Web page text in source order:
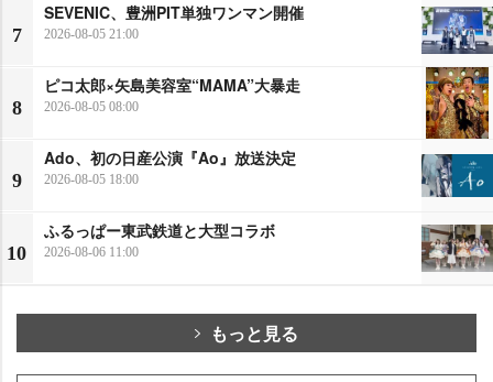
7
SEVENIC、豊洲PIT単独ワンマン開催
2026-08-05 21:00
8
ピコ太郎×矢島美容室“MAMA”大暴走
2026-08-05 08:00
9
Ado、初の日産公演『Ao』放送決定
2026-08-05 18:00
10
ふるっぱー東武鉄道と大型コラボ
2026-08-06 11:00
もっと見る